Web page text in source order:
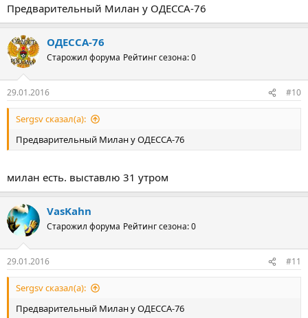
Предварительный Милан у ОДЕССА-76
ОДЕССА-76
Старожил форума Рейтинг сезона: 0
29.01.2016 #10
Sergsv сказал(а):
Предварительный Милан у ОДЕССА-76
милан есть. выставлю 31 утром
VasKahn
Старожил форума Рейтинг сезона: 0
29.01.2016 #11
Sergsv сказал(а):
Предварительный Милан у ОДЕССА-76